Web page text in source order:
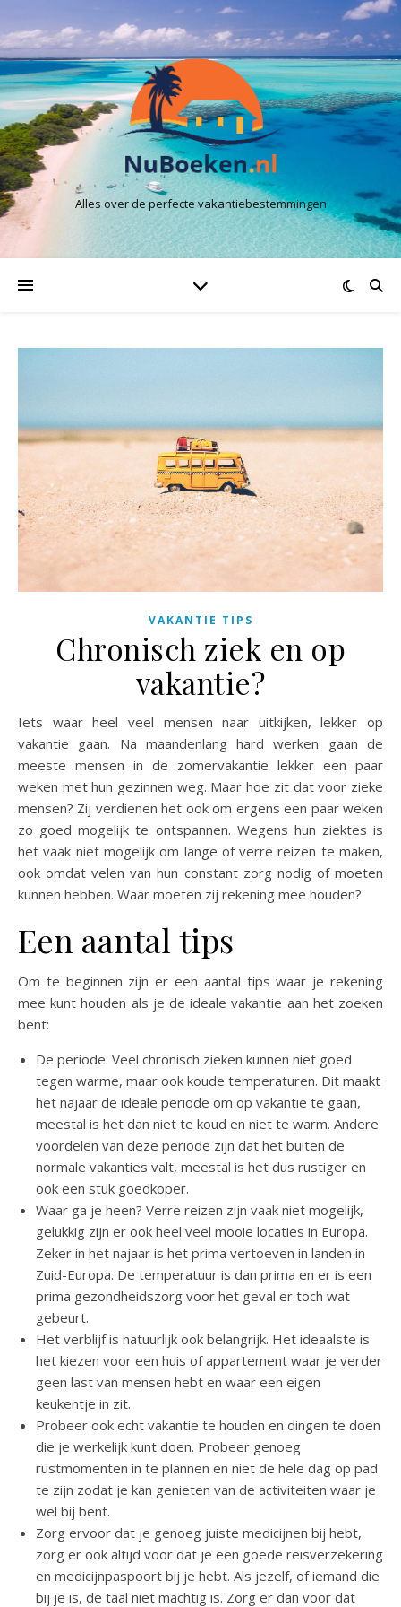
Alles over de perfecte vakantiebestemmingen
VAKANTIE TIPS
Chronisch ziek en op
vakantie?
Iets waar heel veel mensen naar uitkijken, lekker op
vakantie gaan. Na maandenlang hard werken gaan de
meeste mensen in de zomervakantie lekker een paar
weken met hun gezinnen weg. Maar hoe zit dat voor zieke
mensen? Zij verdienen het ook om ergens een paar weken
zo goed mogelijk te ontspannen. Wegens hun ziektes is
het vaak niet mogelijk om lange of verre reizen te maken,
ook omdat velen van hun constant zorg nodig of moeten
kunnen hebben. Waar moeten zij rekening mee houden?
Een aantal tips
Om te beginnen zijn er een aantal tips waar je rekening
mee kunt houden als je de ideale vakantie aan het zoeken
bent:
De periode. Veel chronisch zieken kunnen niet goed
tegen warme, maar ook koude temperaturen. Dit maakt
het najaar de ideale periode om op vakantie te gaan,
meestal is het dan niet te koud en niet te warm. Andere
voordelen van deze periode zijn dat het buiten de
normale vakanties valt, meestal is het dus rustiger en
ook een stuk goedkoper.
Waar ga je heen? Verre reizen zijn vaak niet mogelijk,
gelukkig zijn er ook heel veel mooie locaties in Europa.
Zeker in het najaar is het prima vertoeven in landen in
Zuid-Europa. De temperatuur is dan prima en er is een
prima gezondheidszorg voor het geval er toch wat
gebeurt.
Het verblijf is natuurlijk ook belangrijk. Het ideaalste is
het kiezen voor een huis of appartement waar je verder
geen last van mensen hebt en waar een eigen
keukentje in zit.
Probeer ook echt vakantie te houden en dingen te doen
die je werkelijk kunt doen. Probeer genoeg
rustmomenten in te plannen en niet de hele dag op pad
te zijn zodat je kan genieten van de activiteiten waar je
wel bij bent.
Zorg ervoor dat je genoeg juiste medicijnen bij hebt,
zorg er ook altijd voor dat je een goede reisverzekering
en medicijnpaspoort bij je hebt. Als jezelf, of iemand die
bij je is, de taal niet machtig is. Zorg er dan voor dat